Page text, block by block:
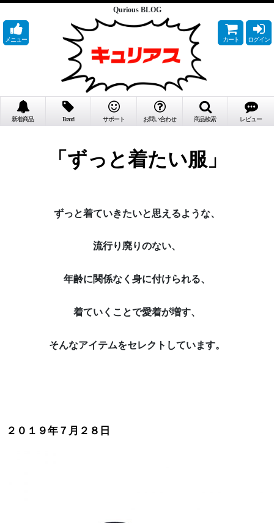
Qurious BLOG
「ずっと着たい服」
ずっと着ていきたいと思えるような、
流行り廃りのない、
年齢に関係なく身に付けられる、
着ていくことで愛着が増す、
そんなアイテムをセレクトしています。
メニュー カート ログイン
新着商品 Brand サポート お問い合わせ 商品検索 レビュー
２０１９年７月２８日